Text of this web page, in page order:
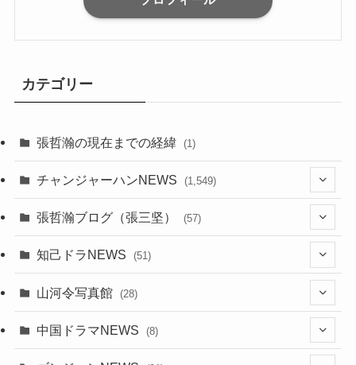
カテゴリー
張哲瀚の現在までの経緯 (1)
チャンジャーハンNEWS (1,549)
(6)
(29)
張哲瀚ブログ（張三坚） (57)
知己ドラNEWS (51)
(42)
(5)
山河令写真館 (28)
(17)
中国ドラマNEWS (8)